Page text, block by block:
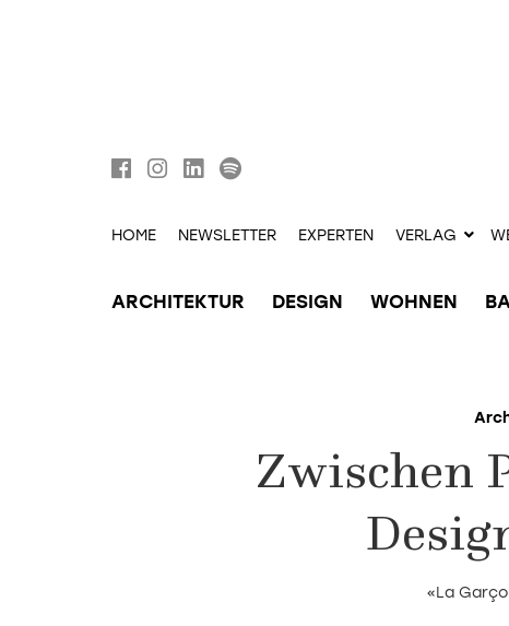
HOME NEWSLETTER EXPERTEN VERLAG
ARCHITEKTUR DESIGN WOHNEN
Zwischen
«La